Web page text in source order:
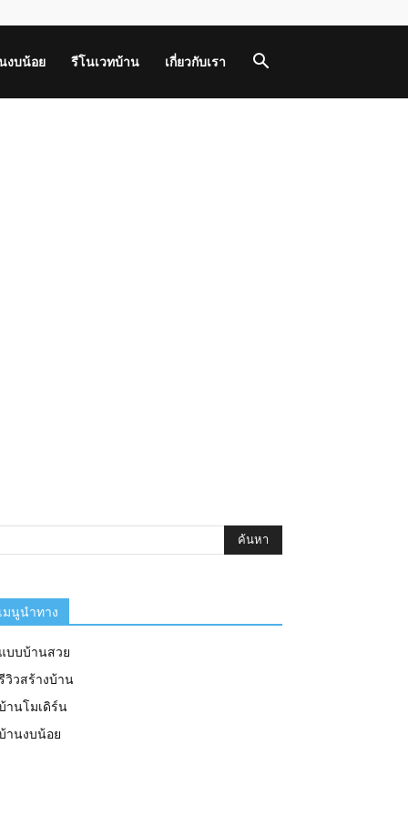
งบน้อย รีโนเวทบ้าน เกี่ยวกับเรา
เมนูนำทาง
แบบบ้านสวย
วิวสร้างบ้าน
านโมเดิร์น
านงบน้อย